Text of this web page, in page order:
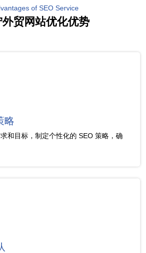
of SEO Service
贸网站优化优势
略
和目标，制定个性化的 SEO 策略，确